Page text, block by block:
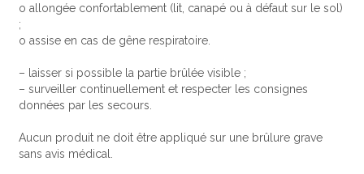
o allongée confortablement (lit, canapé ou à défaut sur le sol)
;
o assise en cas de gêne respiratoire.
– laisser si possible la partie brûlée visible ;
– surveiller continuellement et respecter les consignes
données par les secours.
Aucun produit ne doit être appliqué sur une brûlure grave
sans avis médical.